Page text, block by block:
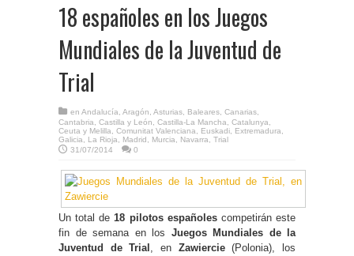
18 españoles en los Juegos
Mundiales de la Juventud de
Trial
en Andalucía Aragón Asturias Baleares Canarias
Cantabria
Castilla y León Castilla-La Mancha Catalunya
Ceuta y Melilla
Comunitat Valenciana Euskadi Extremadura
Galicia
La Rioja Madrid Murcia Navarra
Trial
31/07/2014
0
Un total de18 pilotos españolescompetirán este
fin de semana en los Juegos Mundiales de la
Juventud de Trial , en Zawiercie(Polonia), los